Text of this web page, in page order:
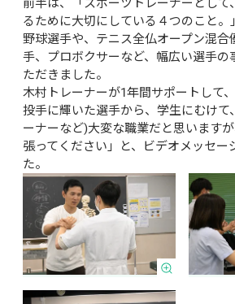
前半は、「スポーツトレーナーとして
るために大切にしている４つのこと。
野球選手や、テニス全仏オープン混合
手、プロボクサーなど、幅広い選手の
ただきました。
木村トレーナーが1年間サポートして
投手に輝いた選手から、学生にむけて
ーナーなど)大変な職業だと思います
張ってください」と、ビデオメッセー
た。